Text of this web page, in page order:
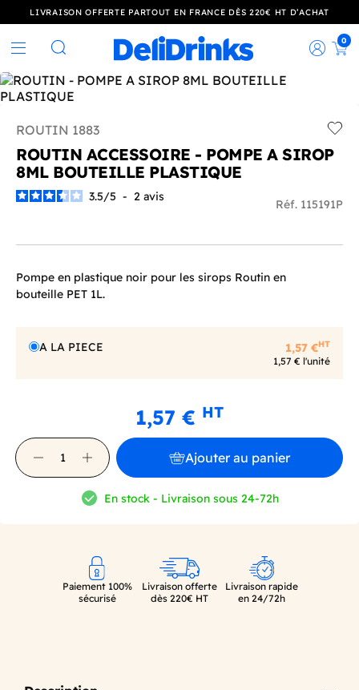
LIVRAISON OFFERTE PARTOUT EN FRANCE DÈS 220€ HT D’ACHAT
Rechercher
0
ROUTIN 1883
ROUTIN ACCESSOIRE - POMPE A SIROP
8ML BOUTEILLE PLASTIQUE
3.5/5 - 2 avis
Réf. 115191P
Pompe en plastique noir pour les sirops Routin en
bouteille PET 1L.
A LA PIECE 1,57 €HT
1,57 € l'unité
1,57 € HT
Ajouter au panier
En stock - Livraison sous 24-72h
Paiement 100%
sécurisé
Livraison offerte
dès 220€ HT
Livraison rapide
en 24/72h